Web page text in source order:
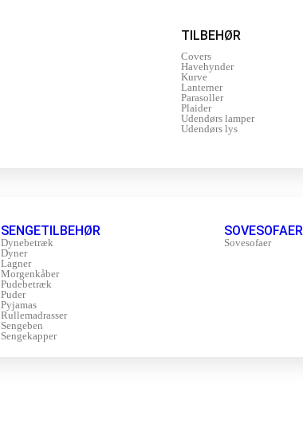
TILBEHØR
Covers
Havehynder
Kurve
Lanterner
Parasoller
Plaider
Udendørs lamper
Udendørs lys
SENGETILBEHØR
Dynebetræk
Dyner
Lagner
Morgenkåber
Pudebetræk
Puder
Pyjamas
Rullemadrasser
Sengeben
Sengekapper
SOVESOFAER
Sovesofaer